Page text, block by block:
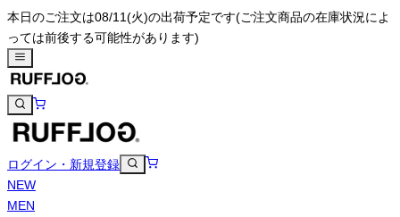
本日のご注文は08/11(火)の出荷予定です(ご注文商品の在庫状況によ
っては前後する可能性があります)
ログイン・新規登録
NEW
MEN